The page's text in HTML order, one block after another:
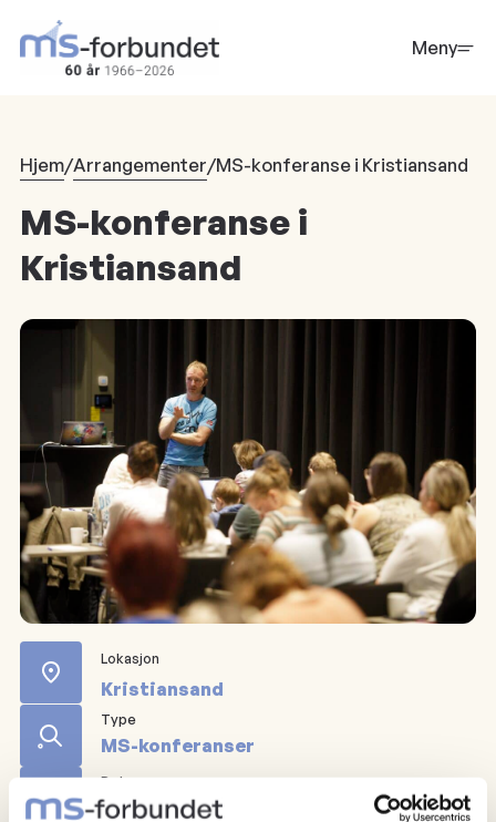
hovedinnhold
Meny
Hjem/Arrangementer/MS-konferanse i Kristiansand
MS-konferanse i
Kristiansand
Lokasjon
Kristiansand
Type
MS-konferanser
Dato
27.10.2025